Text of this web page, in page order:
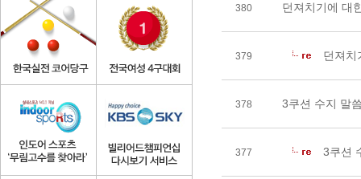
380 던져치기에 대
379 던져치
378 3쿠션 수지 말
377 3쿠션